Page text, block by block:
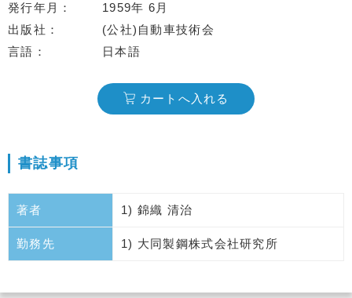
発行年月
1959年 6月
出版社
(公社)自動車技術会
言語
日本語
カートへ入れる
書誌事項
著者 1) 錦織 清治
勤務先 1) 大同製鋼株式会社研究所